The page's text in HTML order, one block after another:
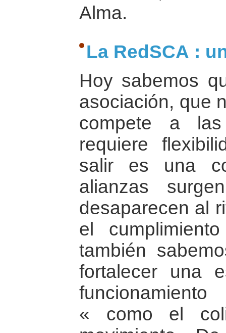
Alma.
La RedSCA :
Hoy sabemos
asociación, que
compete a las
requiere
salir es una
alianzas
desaparecen al
el
también
fortalecer una
« como el